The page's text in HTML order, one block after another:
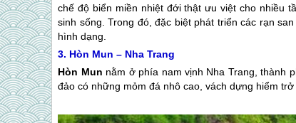
chế độ biển miền nhiệt đới thật ưu việt cho nhiều
sinh sống. Trong đó, đặc biệt phát triển các rạn
hình dạng.
3. Hòn Mun – Nha Trang
Hòn Mun nằm ở phía nam vịnh Nha Trang , thành
đảo có những mỏm đá nhô cao, vách dựng hiểm